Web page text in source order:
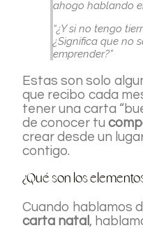
ahogo hablando
“¿Y si no tengo
¿Significa que no
emprender?”
Estas son solo
que recibo cada
tener una carta
de conocer tu
crear desde un
contigo.
¿Qué son los
Cuando hablamos
carta natal ,